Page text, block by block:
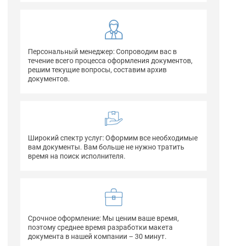
Персональный менеджер: Сопроводим вас в
течение всего процесса оформления документов,
решим текущие вопросы, составим архив
документов.
Широкий спектр услуг: Оформим все необходимые
вам документы. Вам больше не нужно тратить
время на поиск исполнителя.
Срочное оформление: Мы ценим ваше время,
поэтому среднее время разработки макета
документа в нашей компании – 30 минут.